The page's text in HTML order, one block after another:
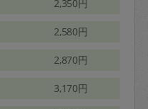
2,350円
2,580円
2,870円
3,170円